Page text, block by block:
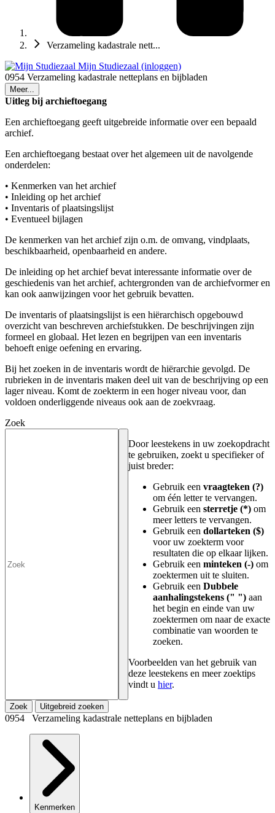
Verzameling kadastrale nett...
Mijn Studiezaal (inloggen)
0954 Verzameling kadastrale netteplans en bijbladen
Meer...
Uitleg bij archieftoegang
Een archieftoegang geeft uitgebreide informatie over een bepaald
archief.
Een archieftoegang bestaat over het algemeen uit de navolgende
onderdelen:
• Kenmerken van het archief
• Inleiding op het archief
• Inventaris of plaatsingslijst
• Eventueel bijlagen
De kenmerken van het archief zijn o.m. de omvang, vindplaats,
beschikbaarheid, openbaarheid en andere.
De inleiding op het archief bevat interessante informatie over de
geschiedenis van het archief, achtergronden van de archiefvormer en
kan ook aanwijzingen voor het gebruik bevatten.
De inventaris of plaatsingslijst is een hiërarchisch opgebouwd
overzicht van beschreven archiefstukken. De beschrijvingen zijn
formeel en globaal. Het lezen en begrijpen van een inventaris
behoeft enige oefening en ervaring.
Bij het zoeken in de inventaris wordt de hiërarchie gevolgd. De
rubrieken in de inventaris maken deel uit van de beschrijving op een
lager niveau. Komt de zoekterm in een hoger niveau voor, dan
voldoen onderliggende niveaus ook aan de zoekvraag.
Zoek
Door leestekens in uw zoekopdracht
te gebruiken, zoekt u specifieker of
juist breder:
Gebruik een vraagteken (?)
om één letter te vervangen.
Gebruik een sterretje (*) om
meer letters te vervangen.
Gebruik een dollarteken ($)
voor uw zoekterm voor
resultaten die op elkaar lijken.
Gebruik een minteken (-) om
zoektermen uit te sluiten.
Gebruik een Dubbele
aanhalingstekens (" ") aan
het begin en einde van uw
zoektermen om naar de exacte
combinatie van woorden te
zoeken.
Voorbeelden van het gebruik van
deze leestekens en meer zoektips
vindt u hier.
Zoek Uitgebreid zoeken
0954 Verzameling kadastrale netteplans en bijbladen
Kenmerken